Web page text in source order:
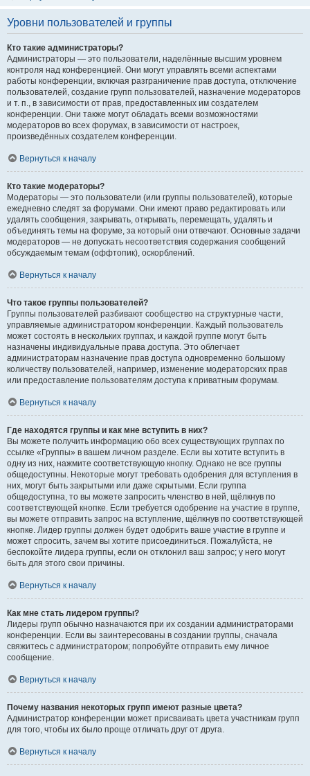
Уровни пользователей и группы
Кто такие администраторы?
Администраторы — это пользователи, наделённые высшим уровнем
контроля над конференцией. Они могут управлять всеми аспектами
работы конференции, включая разграничение прав доступа, отключение
пользователей, создание групп пользователей, назначение модераторов
и т. п., в зависимости от прав, предоставленных им создателем
конференции. Они также могут обладать всеми возможностями
модераторов во всех форумах, в зависимости от настроек,
произведённых создателем конференции.
Вернуться к началу
Кто такие модераторы?
Модераторы — это пользователи (или группы пользователей), которые
ежедневно следят за форумами. Они имеют право редактировать или
удалять сообщения, закрывать, открывать, перемещать, удалять и
объединять темы на форуме, за который они отвечают. Основные задачи
модераторов — не допускать несоответствия содержания сообщений
обсуждаемым темам (оффтопик), оскорблений.
Вернуться к началу
Что такое группы пользователей?
Группы пользователей разбивают сообщество на структурные части,
управляемые администратором конференции. Каждый пользователь
может состоять в нескольких группах, и каждой группе могут быть
назначены индивидуальные права доступа. Это облегчает
администраторам назначение прав доступа одновременно большому
количеству пользователей, например, изменение модераторских прав
или предоставление пользователям доступа к приватным форумам.
Вернуться к началу
Где находятся группы и как мне вступить в них?
Вы можете получить информацию обо всех существующих группах по
ссылке «Группы» в вашем личном разделе. Если вы хотите вступить в
одну из них, нажмите соответствующую кнопку. Однако не все группы
общедоступны. Некоторые могут требовать одобрения для вступления в
них, могут быть закрытыми или даже скрытыми. Если группа
общедоступна, то вы можете запросить членство в ней, щёлкнув по
соответствующей кнопке. Если требуется одобрение на участие в группе,
вы можете отправить запрос на вступление, щёлкнув по соответствующей
кнопке. Лидер группы должен будет одобрить ваше участие в группе и
может спросить, зачем вы хотите присоединиться. Пожалуйста, не
беспокойте лидера группы, если он отклонил ваш запрос; у него могут
быть для этого свои причины.
Вернуться к началу
Как мне стать лидером группы?
Лидеры групп обычно назначаются при их создании администраторами
конференции. Если вы заинтересованы в создании группы, сначала
свяжитесь с администратором; попробуйте отправить ему личное
сообщение.
Вернуться к началу
Почему названия некоторых групп имеют разные цвета?
Администратор конференции может присваивать цвета участникам групп
для того, чтобы их было проще отличать друг от друга.
Вернуться к началу